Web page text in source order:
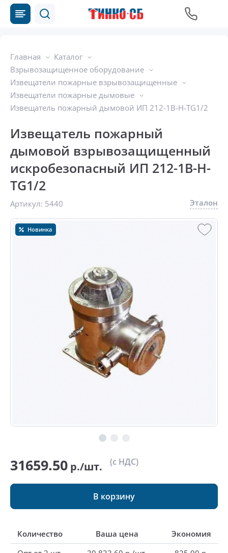
Главная
Каталог
Взрывозащищенное оборудование
Извещатели пожарные взрывозащищенные
Извещатели пожарные дымовые
Извещатель пожарный дымовой ИП 212-1В-Н-ТG1/2
Извещатель пожарный
дымовой взрывозащищенный
искробезопасный ИП 212-1В-Н-
ТG1/2
Новинка
Артикул: 5440 Эталон
31659.50 р./шт. (с НДС)
В корзину
Количество Ваша цена
Экономия